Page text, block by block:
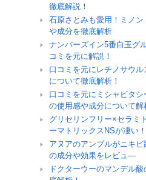
徹底解説！
石原さとみも愛用！ミノ
や成分を徹底解析
ナンバーズイン5番白玉グ
コミを元に解説！
口コミを元にレチノサウ
について徹底解析！
口コミを元にミシャビタ
の使用感や成分について解
グリセリンフリー×セラミ
ーマトリックスNSが凄い！
アヌアのアンプルがニキ
の成分や効果をレビュ―
ドクターウーのマンデル